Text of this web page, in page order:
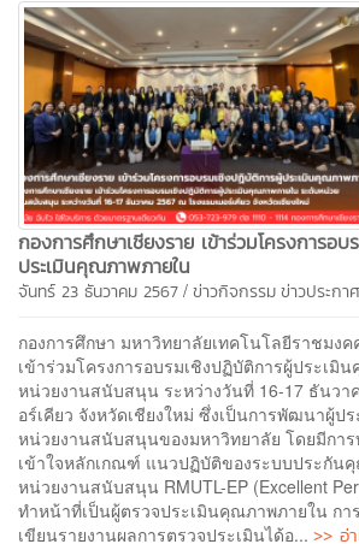
กองการศึกษาเชียงราย เข้าร่วมโครงการอ
ประเมินคุณภาพภายใน
จันทร์ 23 ธันวาคม 2567 / ข่าวกิจกรรมข่าวประกา
กองการศึกษา มหาวิทยาลัยเทคโนโลยีราชมงค
เข้าร่วมโครงการอบรมเชิงปฏิบัติการผู้ประเมิ
หน่วยงานสนับสนุน ระหว่างวันที่ 16-17 ธันวา
อร์เคียว จังหวัดเชียงใหม่ ซึ่งเป็นการพัฒนาผู้ป
หน่วยงานสนับสนุนของมหาวิทยาลัย โดยมีกา
เข้าใจหลักเกณฑ์ แนวปฏิบัติของระบบประกัน
หน่วยงานสนับสนุน RMUTL-EP (Excellent
ทำหน้าที่เป็นผู้ตรวจประเมินคุณภาพภายใน กา
เขียนรายงานผลการตรวจประเมินได้อ... >> อ่